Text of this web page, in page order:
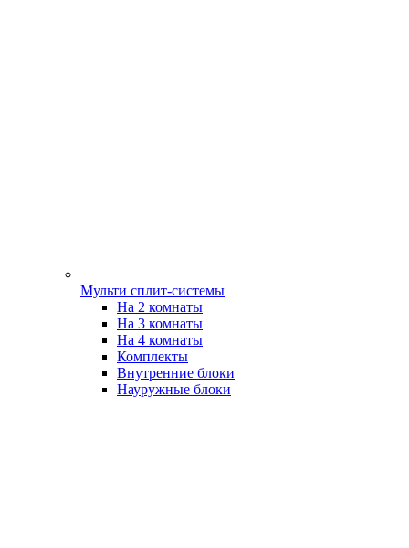
Мульти сплит-системы
На 2 комнаты
На 3 комнаты
На 4 комнаты
Комплекты
Внутренние блоки
Науружные блоки